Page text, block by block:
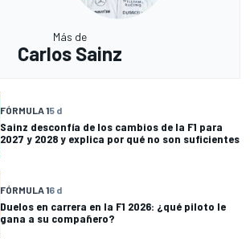
Más de
Carlos Sainz
FÓRMULA 15 d
Sainz desconfía de los cambios de la F1 para
2027 y 2028 y explica por qué no son suficientes
FÓRMULA 16 d
Duelos en carrera en la F1 2026: ¿qué piloto le
gana a su compañero?